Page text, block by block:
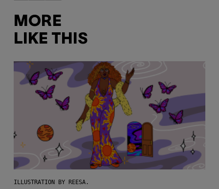
MORE
LIKE THIS
ILLUSTRATION BY REESA.